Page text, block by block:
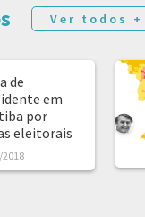
Ver todos +
de
em
por
eleitorais